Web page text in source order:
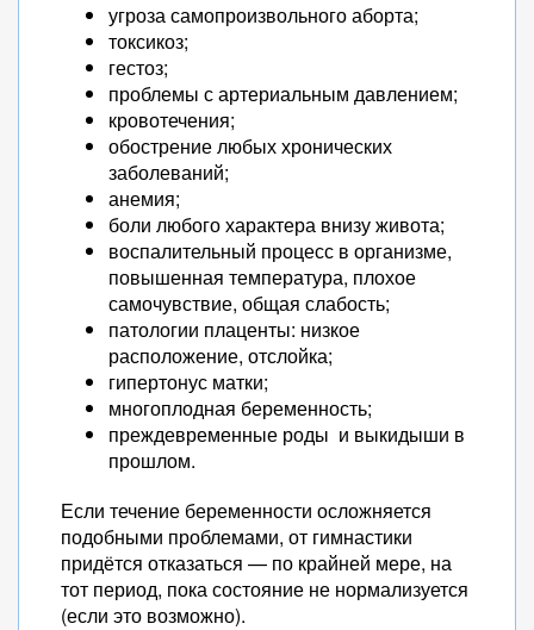
угроза самопроизвольного аборта;
токсикоз;
гестоз;
проблемы с артериальным давлением;
кровотечения;
обострение любых хронических
заболеваний;
анемия;
боли любого характера внизу живота;
воспалительный процесс в организме,
повышенная температура, плохое
самочувствие, общая слабость;
патологии плаценты: низкое
расположение, отслойка;
гипертонус матки;
многоплодная беременность;
преждевременные роды и выкидыши в
прошлом.
Если течение беременности осложняется
подобными проблемами, от гимнастики
придётся отказаться — по крайней мере, на
тот период, пока состояние не нормализуется
(если это возможно).